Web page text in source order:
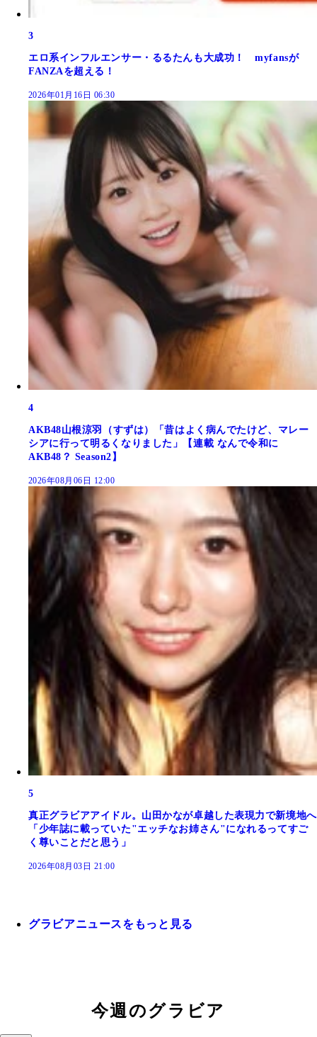
3
エロ系インフルエンサー・るるたんも大成功！ myfansが
FANZAを超える！
2026年01月16日 06:30
4
AKB48山根涼羽（すずは）「昔はよく病んでたけど、マレー
シアに行って明るくなりました」【連載 なんで令和に
AKB48？ Season2】
2026年08月06日 12:00
5
真正グラビアアイドル。山田かなが卓越した表現力で新境地へ
「少年誌に載っていた"エッチなお姉さん"になれるってすご
く尊いことだと思う」
2026年08月03日 21:00
グラビアニュースをもっと見る
今週のグラビア